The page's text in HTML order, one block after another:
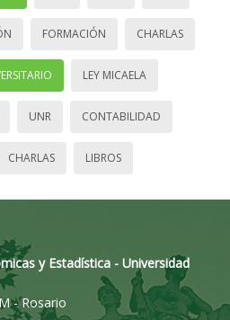
FORMACIÓN CHARLAS
LEY MICAELA
UNR CONTABILIDAD
CHARLAS LIBROS
y Estadística - Universidad
- Rosario